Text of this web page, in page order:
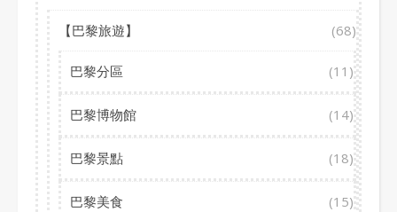
【巴黎旅遊】 (68)
巴黎分區 (11)
巴黎博物館 (14)
巴黎景點 (18)
巴黎美食 (15)